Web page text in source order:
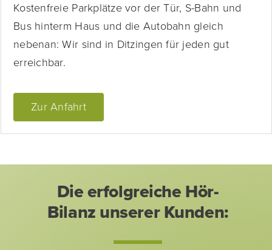
Kostenfreie Parkplätze vor der Tür, S-Bahn und
Bus hinterm Haus und die Autobahn gleich
nebenan: Wir sind in Ditzingen für jeden gut
erreichbar.
Zur Anfahrt
Die erfolgreiche Hör-
Bilanz unserer Kunden: